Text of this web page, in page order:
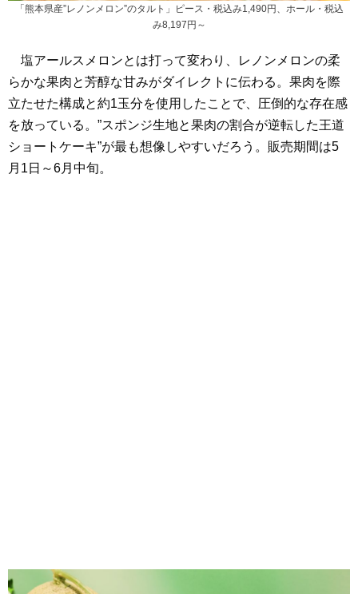
「熊本県産”レノンメロン”のタルト」ピース・税込み1,490円、ホール・税込
み8,197円～
塩アールスメロンとは打って変わり、レノンメロンの柔
らかな果肉と芳醇な甘みがダイレクトに伝わる。果肉を際
立たせた構成と約1玉分を使用したことで、圧倒的な存在感
を放っている。”スポンジ生地と果肉の割合が逆転した王道
ショートケーキ”が最も想像しやすいだろう。販売期間は5
月1日～6月中旬。